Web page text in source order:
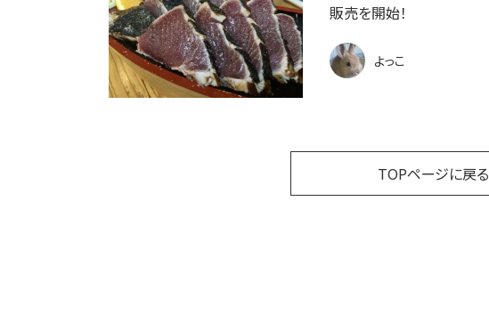
販売を開始！
よっこ
TOPページに戻る